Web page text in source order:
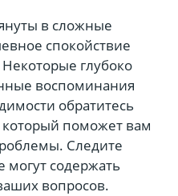
в сложные
спокойствие
глубоко
воспоминания
обратитесь
поможет вам
Следите
могут содержать
вопросов.